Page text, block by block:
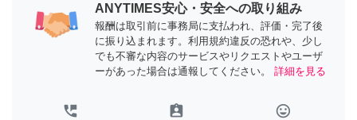
ANYTIMES安心・安全への取り組み
報酬は取引前に事務局に支払われ、評価・完了後
に振り込まれます。利用規約違反の恐れや、少し
でも不審な内容のサービスやリクエストやユーザ
ーがあった場合は通報してください。
詳細を見る
perm_phone_msg assignment_ind tag_faces